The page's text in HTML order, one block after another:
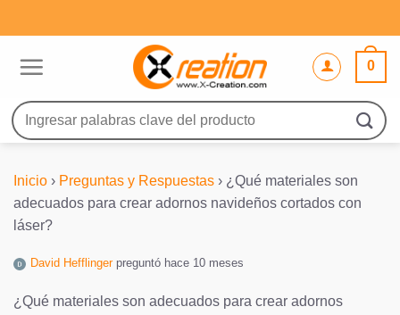
al
0
Buscar
por:
Inicio › Preguntas y Respuestas › ¿Qué materiales son
adecuados para crear adornos navideños cortados con
láser?
David Hefflingerpreguntó hace 10 meses
¿Qué materiales son adecuados para crear adornos